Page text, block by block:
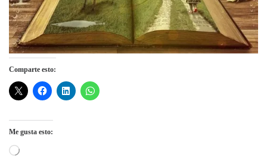
Comparte esto:
Me gusta esto:
Cargando...